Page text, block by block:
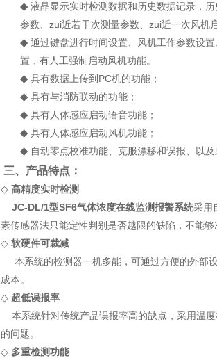
◆ 液晶显示实时检测数据和历史数据记录，
参数、zui近若干次测量参数、zui近一次风机
◆ 通过键盘进行时间设置、风机工作参数设
置，有人工强制启动风机功能。
◆ 具有数据上传到PC机的功能；
◆ 具有与消防联动的功能；
◆ 具有人体感应启动语音功能；
◆ 具有人体感应启动风机功能；
◆ 自动零点校准功能、克服漂移和误报、以及
三、产品特点：
◇ 高精度实时检测
JC-DL/1型SF6气体浓度在线监测报警系统采用
素传感器法只能定性判别是否越限的缺陷，不能
◇ 软硬件可裁减
本系统的检测器一机多能，可通过方便的外部
成本。
◇ 超低误报率
本系统针对传统产品误报率高的缺点，采用温
的问题。
◇ 多重检测功能